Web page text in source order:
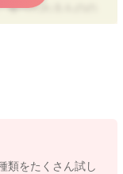
食べられるものの
等を変えながら食
ね。いろいろ食
類をたくさん試し